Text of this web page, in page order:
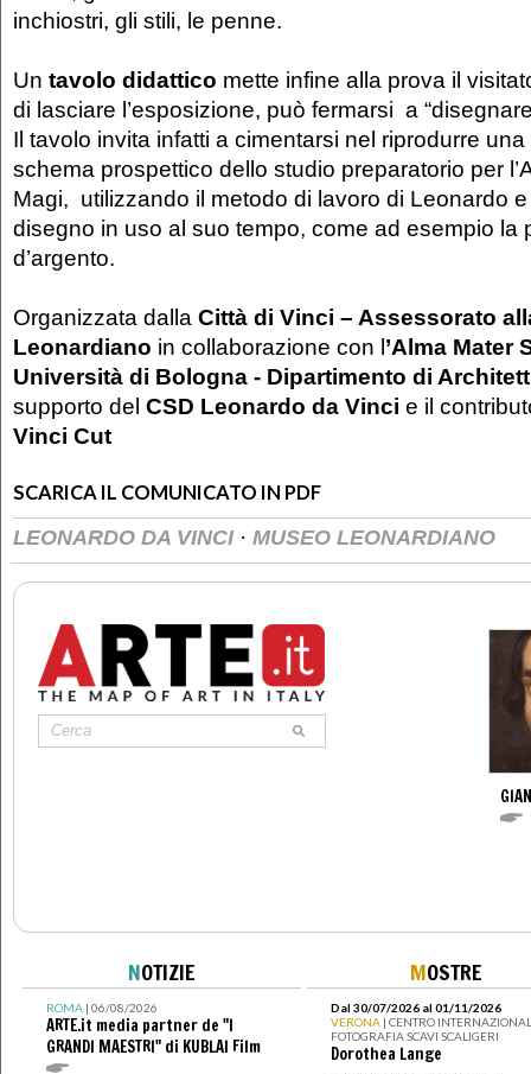
inchiostri, gli stili, le penne.
Un tavolo didattico mette infine alla prova il
di lasciare l’esposizione, può fermarsi a
Il tavolo invita infatti a cimentarsi nel riprodurre
schema prospettico dello studio preparatorio per
Magi, utilizzando il metodo di lavoro di Leonardo
disegno in uso al suo tempo, come ad esempio la
d’argento.
Organizzata dalla Città di Vinci – Assessorato
Leonardiano in collaborazione con l’Alma Mater
Università di Bologna - Dipartimento di
supporto del CSD Leonardo da Vinci e il
Vinci Cut
SCARICA IL COMUNICATO IN PDF
LEONARDO DA VINCI · MUSEO LEONARDIANO
NOTIZIE
ROMA| 06/08/2026
ARTE.it media partner de "I
GRANDI MAESTRI" di KUBLAI Film
MOSTRE
Dal 30/07/2026 al 01/11/2026
VERONA | CENTRO
FOTOGRAFIA SCAVI SCALIGERI
Dorothea Lange